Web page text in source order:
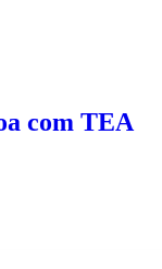
com TEA